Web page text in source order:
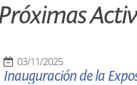
03/11/2025
Inauguración de la